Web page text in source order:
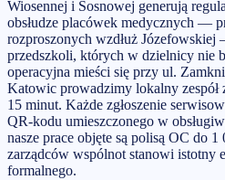
Wiosennej i Sosnowej generują
obsłudze placówek medycznych —
rozproszonych wzdłuż
przedszkoli, których w dzielnicy nie
operacyjna mieści się przy ul.
Katowic prowadzimy lokalny zespół
15 minut. Każde zgłoszenie
QR-kodu umieszczonego w
nasze prace objęte są polisą OC do
zarządców wspólnot stanowi istotny
formalnego.